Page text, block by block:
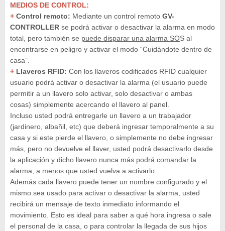
MEDIOS DE CONTROL:
+ Control remoto: Mediante un control remoto GV-
CONTROLLER se podrá activar o desactivar la alarma en modo
total, pero también se puede disparar una alarma SOS al
encontrarse en peligro y activar el modo “Cuidándote dentro de
casa”.
+ Llaveros RFID: Con los llaveros codificados RFID cualquier
usuario podrá activar o desactivar la alarma (el usuario puede
permitir a un llavero solo activar, solo desactivar o ambas
cosas) simplemente acercando el llavero al panel.
Incluso usted podrá entregarle un llavero a un trabajador
(jardinero, albañil, etc) que deberá ingresar temporalmente a su
casa y si este pierde el llavero, o simplemente no debe ingresar
más, pero no devuelve el llaver, usted podrá desactivarlo desde
la aplicación y dicho llavero nunca más podrá comandar la
alarma, a menos que usted vuelva a activarlo.
Además cada llavero puede tener un nombre configurado y el
mismo sea usado para activar o desactivar la alarma, usted
recibirá un mensaje de texto inmediato informando el
movimiento. Esto es ideal para saber a qué hora ingresa o sale
el personal de la casa, o para controlar la llegada de sus hijos